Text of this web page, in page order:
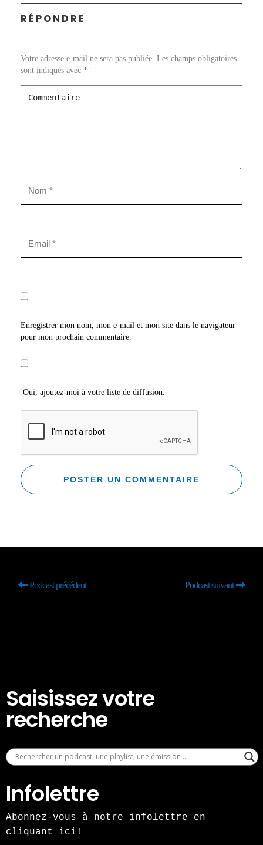
RÉPONDRE
Votre adresse e-mail ne sera pas publiée. Les champs obligatoires
sont indiqués avec *
Enregistrer mon nom, mon e-mail et mon site dans le navigateur
pour mon prochain commentaire.
Oui, ajoutez-moi à votre liste de diffusion.
Podcast précédent Podcast suivant
Saisissez votre
recherche
Infolettre
Abonnez-vous à notre infolettre en
cliquant ici!